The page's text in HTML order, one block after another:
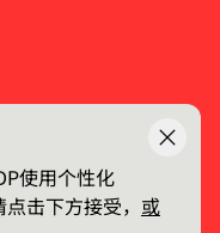
使用个性化
击下方接受， 或